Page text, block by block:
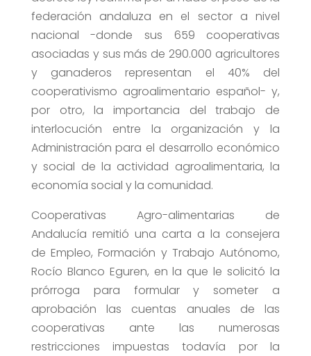
federación andaluza en el sector a nivel
nacional -donde sus 659 cooperativas
asociadas y sus más de 290.000 agricultores
y ganaderos representan el 40% del
cooperativismo agroalimentario español- y,
por otro, la importancia del trabajo de
interlocución entre la organización y la
Administración para el desarrollo económico
y social de la actividad agroalimentaria, la
economía social y la comunidad.
Cooperativas Agro-alimentarias de
Andalucía remitió una carta a la consejera
de Empleo, Formación y Trabajo Autónomo,
Rocío Blanco Eguren, en la que le solicitó la
prórroga para formular y someter a
aprobación las cuentas anuales de las
cooperativas ante las numerosas
restricciones impuestas todavía por la